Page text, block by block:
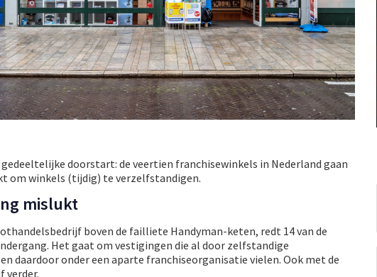
doorstart: de veertien franchisewinkels in Nederland gaan
om winkels (tijdig) te verzelfstandigen.
mislukt
boven de failliete Handyman-keten, redt 14 van de
Het gaat om vestigingen die al door zelfstandige
daardoor onder een aparte franchiseorganisatie vielen. Ook met de
verder.